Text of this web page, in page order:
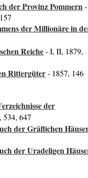
der Provinz Pommern-
der Millionäre in
Reiche- I, II, 1879,
Rittergüter- 1857, 146
der
534, 647
der Gräflichen
der Uradeligen